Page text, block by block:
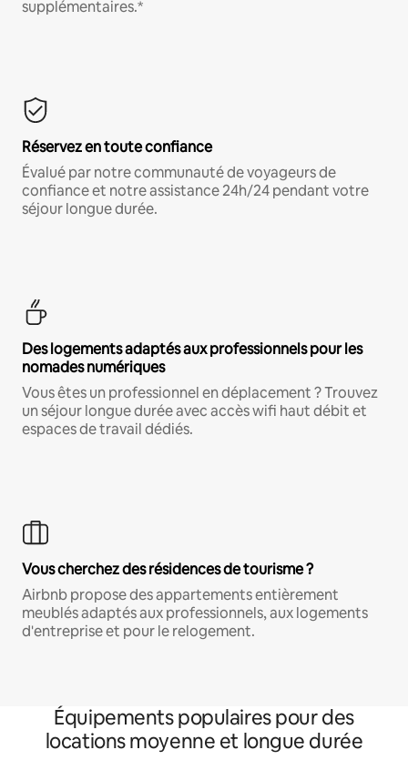
supplémentaires.*
Réservez en toute confiance
Évalué par notre communauté de voyageurs de
confiance et notre assistance 24h/24 pendant votre
séjour longue durée.
Des logements adaptés aux professionnels pour les
nomades numériques
Vous êtes un professionnel en déplacement ? Trouvez
un séjour longue durée avec accès wifi haut débit et
espaces de travail dédiés.
Vous cherchez des résidences de tourisme ?
Airbnb propose des appartements entièrement
meublés adaptés aux professionnels, aux logements
d'entreprise et pour le relogement.
Équipements populaires pour des
locations moyenne et longue durée